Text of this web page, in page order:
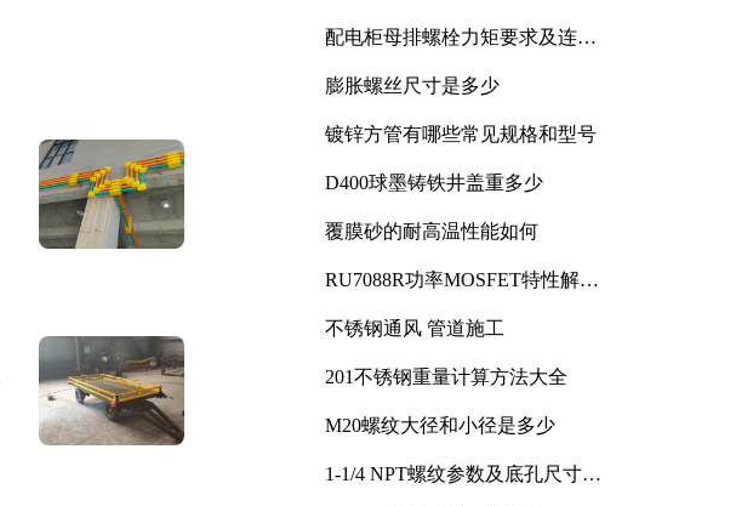
配电柜母排螺栓力矩要求及连接
膨胀螺丝尺寸是多少
镀锌方管有哪些常见规格和型号
D400球墨铸铁井盖重多少
覆膜砂的耐高温性能如何
RU7088R功率MOSFET特性解析
不锈钢通风 管道施工
201不锈钢重量计算方法大全
M20螺纹大径和小径是多少
1-1/4 NPT螺纹参数及底孔尺寸详